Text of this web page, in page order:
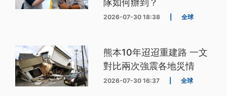
2026-07-30 18:38 全球
熊本10年迢迢重建路 一文
對比兩次強震各地災情
2026-07-30 16:37 全球